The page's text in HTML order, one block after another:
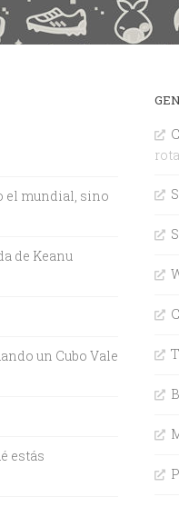
el mundial, sino
de Keanu
un Cubo Vale
estás